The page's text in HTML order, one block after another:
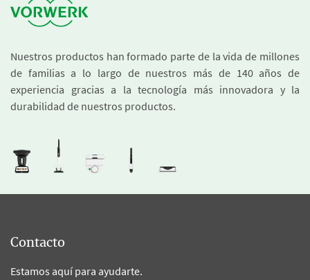
Nuestros productos han formado parte de la vida de millones
de familias a lo largo de nuestros más de 140 años de
experiencia gracias a la tecnología más innovadora y la
durabilidad de nuestros productos.
Contacto
Estamos aquí para ayudarte.